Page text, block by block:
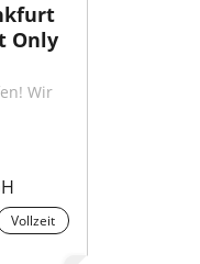
Only
Wir
Vollzeit